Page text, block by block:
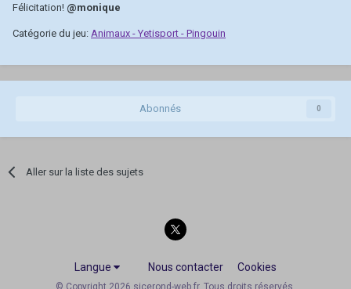
Félicitation! @monique
Catégorie du jeu: Animaux - Yetisport - Pingouin
Abonnés 0
Aller sur la liste des sujets
Langue Nous contacter Cookies
© Copyright 2026 sicerond-web.fr. Tous droits réservés.